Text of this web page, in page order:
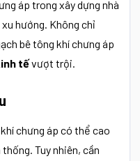
áp trong xây dựng nhà
hướng. Không chỉ
bê tông khí chưng áp
tếvượt trội.
chưng áp có thể cao
Tuy nhiên, cần